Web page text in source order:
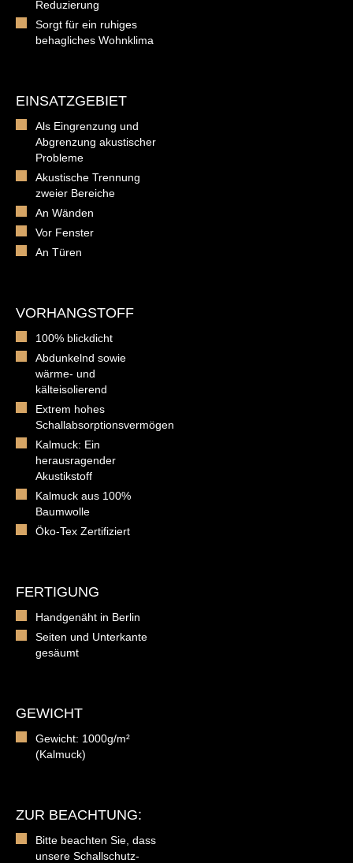
Reduzierung
Sorgt für ein ruhiges
behagliches Wohnklima
EINSATZGEBIET
Als Eingrenzung und
Abgrenzung akustischer
Probleme
Akustische Trennung
zweier Bereiche
An Wänden
Vor Fenster
An Türen
VORHANGSTOFF
100% blickdicht
Abdunkelnd sowie
wärme- und
kälteisolierend
Extrem hohes
Schallabsorptionsvermögen
Kalmuck: Ein
herausragender
Akustikstoff
Kalmuck aus 100%
Baumwolle
Öko-Tex Zertifiziert
FERTIGUNG
Handgenäht in Berlin
Seiten und Unterkante
gesäumt
GEWICHT
Gewicht: 1000g/m²
(Kalmuck)
ZUR BEACHTUNG:
Bitte beachten Sie, dass
unsere Schallschutz-